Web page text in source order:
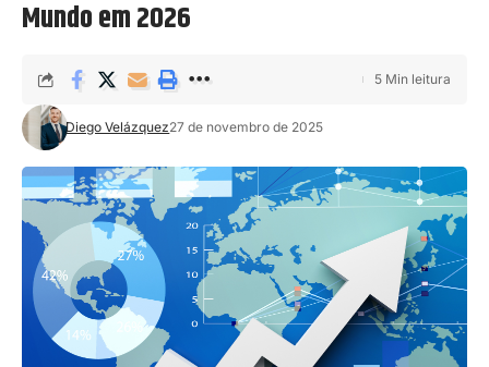
Mundo em 2026
Diego Velázquez27 de novembro de 2025
5 Min leitura